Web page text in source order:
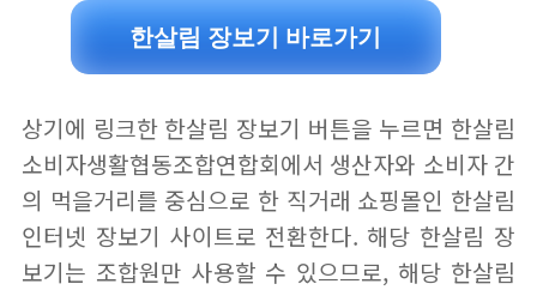
한살림 장보기 바로가기
상기에 링크한 한살림 장보기 버튼을 누르면 한살림
소비자생활협동조합연합회에서 생산자와 소비자 간
의 먹을거리를 중심으로 한 직거래 쇼핑몰인 한살림
인터넷 장보기 사이트로 전환한다. 해당 한살림 장
보기는 조합원만 사용할 수 있으므로, 해당 한살림